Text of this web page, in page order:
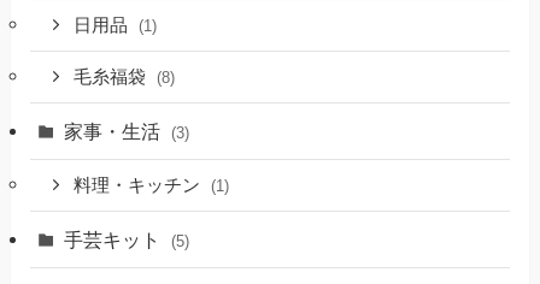
日用品 (1)
毛糸福袋 (8)
家事・生活 (3)
料理・キッチン (1)
手芸キット (5)